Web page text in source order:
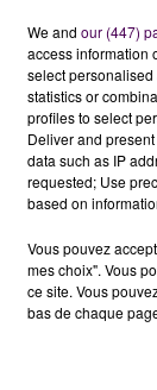
IL
MARQUE
We and our (447)
access information
select
statistics or
profiles to select
Deliver and
data such as IP
requested; Use
based on
Vous pouvez
mes choix". Vous
ce site. Vous
bas de chaque